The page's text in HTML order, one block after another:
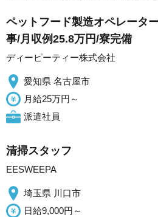
ペットフード製造オペレータ
事/月収例25.8万円/寮完備
ディーピーティー株式会社
愛知県 名古屋市
月給25万円～
派遣社員
清掃スタッフ
EESWEEPA
埼玉県 川口市
日給9,000円～